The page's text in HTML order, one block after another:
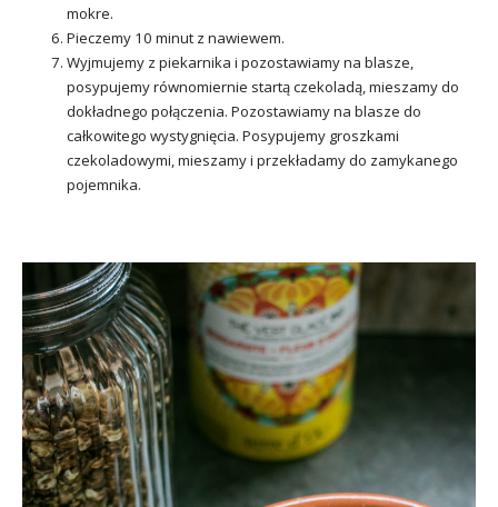
mokre.
Pieczemy 10 minut z nawiewem.
Wyjmujemy z piekarnika i pozostawiamy na blasze,
posypujemy równomiernie startą czekoladą, mieszamy do
dokładnego połączenia. Pozostawiamy na blasze do
całkowitego wystygnięcia. Posypujemy groszkami
czekoladowymi, mieszamy i przekładamy do zamykanego
pojemnika.